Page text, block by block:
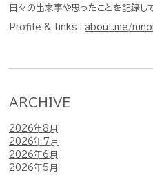
日々の出来事や思ったことを記録
Profile & links : about.me/
ARCHIVE
2026年8月
2026年7月
2026年6月
2026年5月